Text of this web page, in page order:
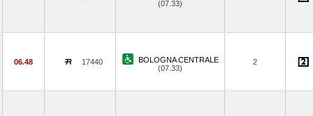
(07.33)
06.48 17440
BOLOGNA CENTRALE
(07.33)
2